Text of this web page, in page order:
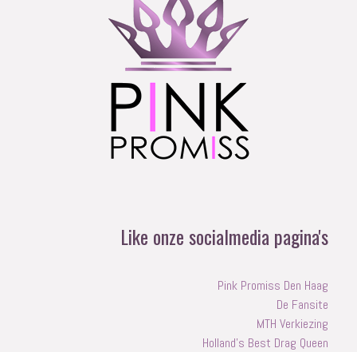
Like onze socialmedia pagina's
Pink Promiss Den Haag
De Fansite
MTH Verkiezing
Holland's Best Drag Queen